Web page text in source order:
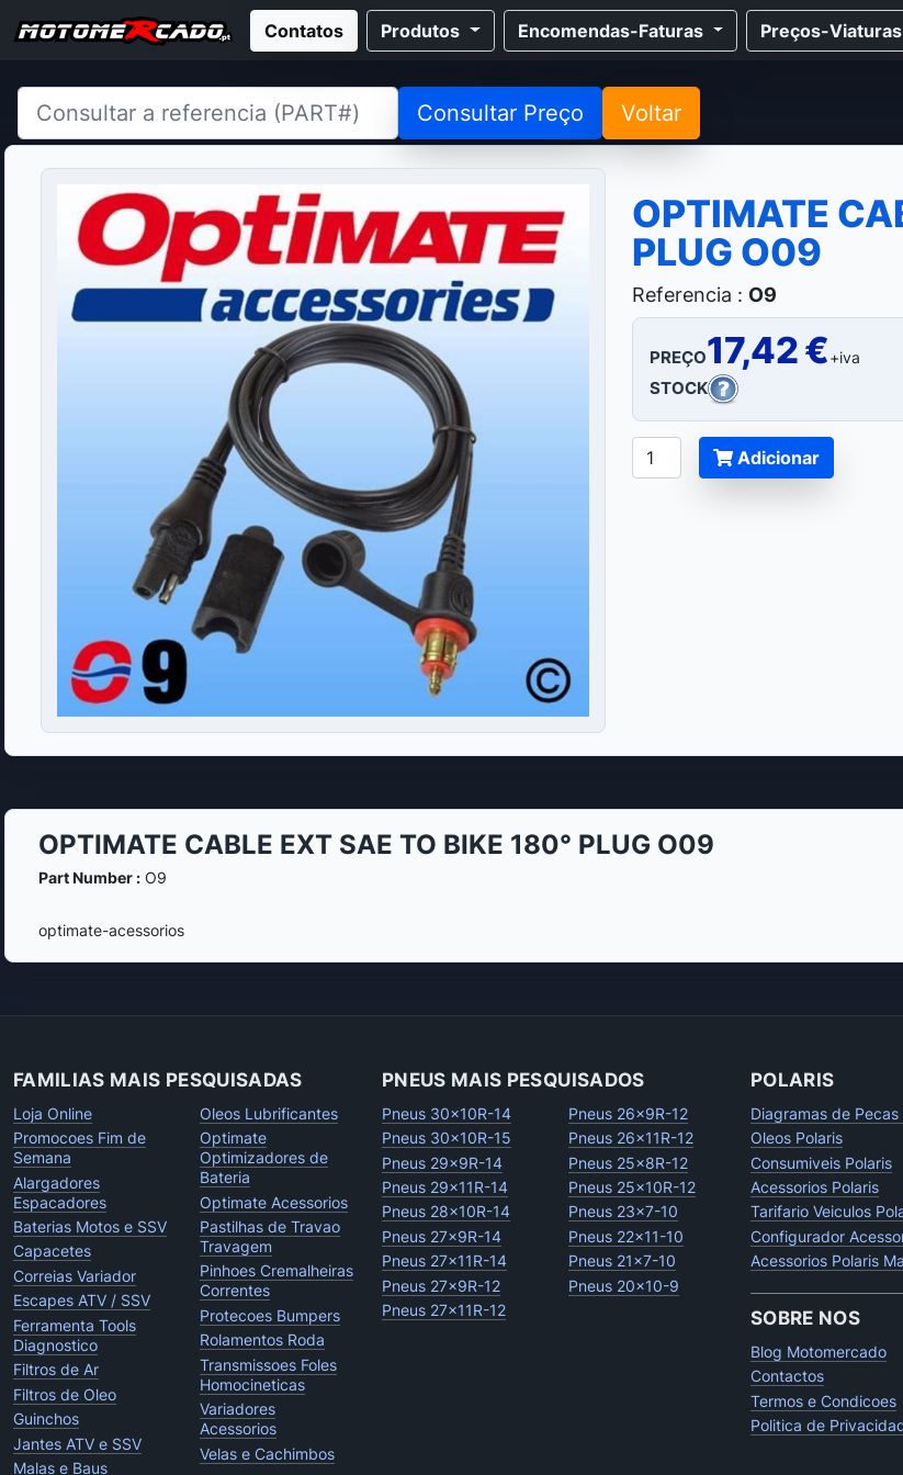
Contatos Produtos Encomendas-Faturas Preços-Viaturas
Consultar Preço Voltar
OPTIMATE
PLUG O09
Referencia : O9
PREÇO17,42 €+iva
STOCK
Adicionar
OPTIMATE CABLE EXT SAE TO BIKE 180° PLUG O09
Part Number :O9
optimate-acessorios
FAMILIAS MAIS PESQUISADAS
Loja Online
Promocoes Fim de
Semana
Alargadores
Espacadores
Baterias Motos e SSV
Capacetes
Correias Variador
Escapes ATV / SSV
Ferramenta Tools
Diagnostico
Filtros de Ar
Filtros de Oleo
Guinchos
Jantes ATV e SSV
Malas e Baus
Oleos Lubrificantes
Optimate
Optimizadores de
Bateria
Optimate Acessorios
Pastilhas de Travao
Travagem
Pinhoes Cremalheiras
Correntes
Protecoes Bumpers
Rolamentos Roda
Transmissoes Foles
Homocineticas
Variadores
Acessorios
Velas e Cachimbos
PNEUS MAIS PESQUISADOS
Pneus 30x10R-14
Pneus 30x10R-15
Pneus 29x9R-14
Pneus 29x11R-14
Pneus 28x10R-14
Pneus 27x9R-14
Pneus 27x11R-14
Pneus 27x9R-12
Pneus 27x11R-12
Pneus 26x9R-12
Pneus 26x11R-12
Pneus 25x8R-12
Pneus 25x10R-12
Pneus 23x7-10
Pneus 22x11-10
Pneus 21x7-10
Pneus 20x10-9
POLARIS
Diagramas de Pecas
Oleos Polaris
Consumiveis Polaris
Acessorios Polaris
Tarifario Veiculos
Configurador
Acessorios Polaris
SOBRE NOS
Blog Motomercado
Contactos
Termos e Condicoes
Politica de